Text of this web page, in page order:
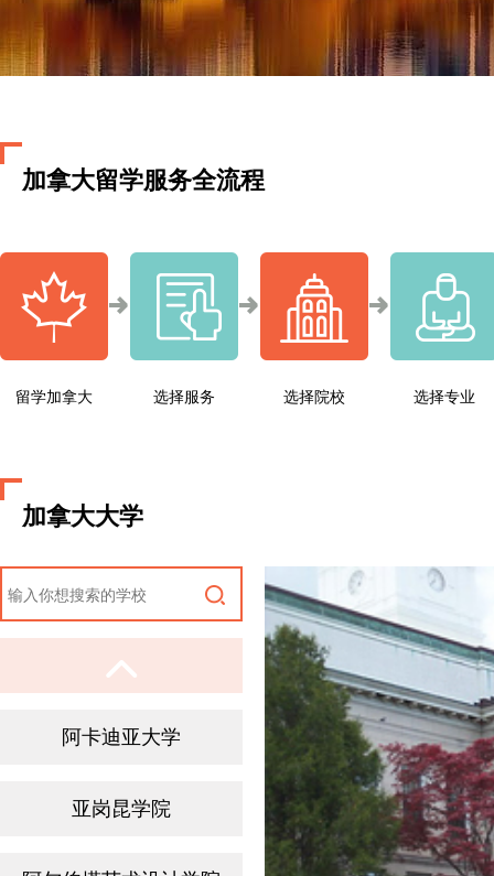
加拿大留学服务全流程
留学加拿大 选择服务 选择院校 选择专业
加拿大大学
阿卡迪亚大学
亚岗昆学院